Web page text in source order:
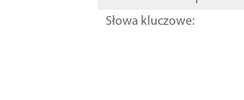
Słowa kluczowe: